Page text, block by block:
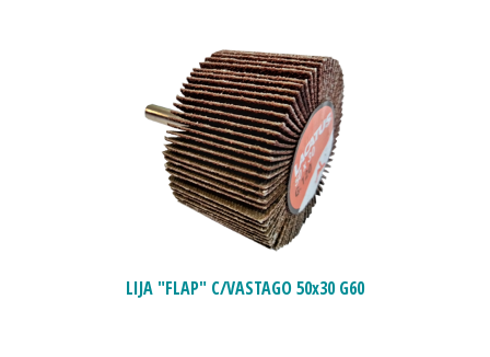
LIJA "FLAP" C/VASTAGO 50x30 G60